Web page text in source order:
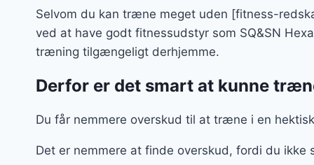
Selvom du kan træne meget uden [fitness-
ved at have godt fitnessudstyr som SQ&SN
træning tilgængeligt derhjemme.
Derfor er det smart at kunne
Du får nemmere overskud til at træne i en
Det er nemmere at finde overskud, fordi du ikke